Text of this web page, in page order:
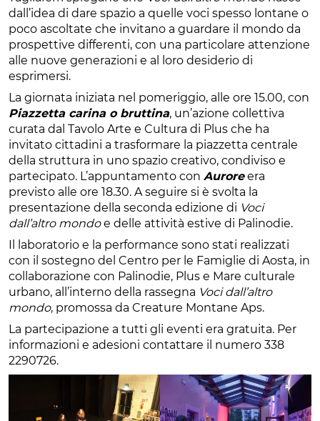
dall’idea di dare spazio a quelle voci spesso lontane o
poco ascoltate che invitano a guardare il mondo da
prospettive differenti, con una particolare attenzione
alle nuove generazioni e al loro desiderio di
esprimersi.
La giornata iniziata nel pomeriggio, alle ore 15.00, con
Piazzetta carina o bruttina, un’azione collettiva
curata dal Tavolo Arte e Cultura di Plus che ha
invitato cittadini a trasformare la piazzetta centrale
della struttura in uno spazio creativo, condiviso e
partecipato. L’appuntamento con Auroreera
previsto alle ore 18.30. A seguire si è svolta la
presentazione della seconda edizione di Voci
dall’altro mondoe delle attività estive di Palinodie.
Il laboratorio e la performance sono stati realizzati
con il sostegno del Centro per le Famiglie di Aosta, in
collaborazione con Palinodie, Plus e Mare culturale
urbano, all’interno della rassegna Voci dall’altro
mondo, promossa da Creature Montane Aps.
La partecipazione a tutti gli eventi era gratuita. Per
informazioni e adesioni contattare il numero 338
2290726.